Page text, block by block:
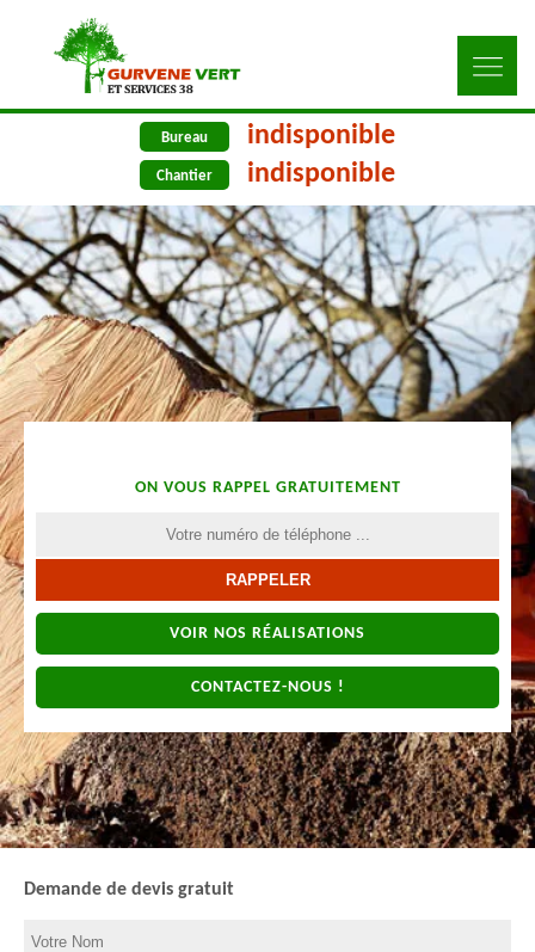
Bureau indisponible
Chantier indisponible
ON VOUS RAPPEL GRATUITEMENT
VOIR NOS RÉALISATIONS
CONTACTEZ-NOUS !
Demande de devis gratuit